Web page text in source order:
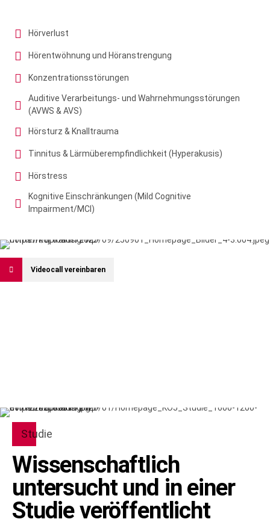
Hörverlust
Hörentwöhnung und Höranstrengung
Konzentrationsstörungen
Auditive Verarbeitungs- und Wahrnehmungsstörungen
(AVWS & AVS)
Hörsturz & Knalltrauma
Tinnitus & Lärmüberempfindlichkeit (Hyperakusis)
Hörstress
Kognitive Einschränkungen (Mild Cognitive
Impairment/MCI)
Videocall vereinbaren
Studie
Wissenschaftlich
untersucht und in einer
Studie veröffentlicht